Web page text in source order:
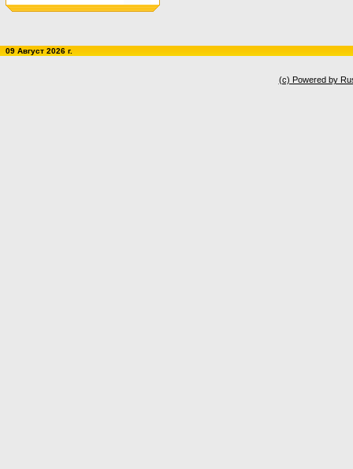
09 Август 2026 г.
(c) Powered by